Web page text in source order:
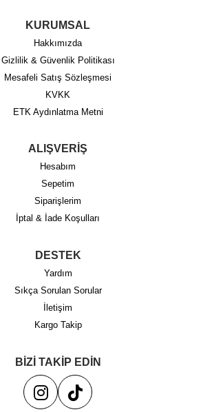
KURUMSAL
Hakkımızda
Gizlilik & Güvenlik Politikası
Mesafeli Satış Sözleşmesi
KVKK
ETK Aydınlatma Metni
ALIŞVERİŞ
Hesabım
Sepetim
Siparişlerim
İptal & İade Koşulları
DESTEK
Yardım
Sıkça Sorulan Sorular
İletişim
Kargo Takip
BİZİ TAKİP EDİN